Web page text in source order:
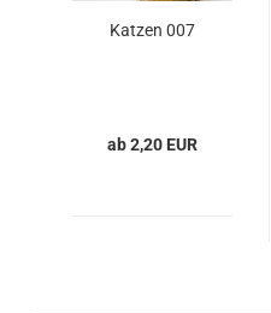
Katzen 007
ab 2,20 EUR